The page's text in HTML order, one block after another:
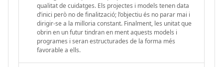
qualitat de cuidatges. Els projectes i models tenen data
d’inici però no de finalització; l’objectiu és no parar mai i
dirigir-se a la milloria constant. Finalment, les unitat que
obrin en un futur tindran en ment aquests models i
programes i seran estructurades de la forma més
favorable a ells.